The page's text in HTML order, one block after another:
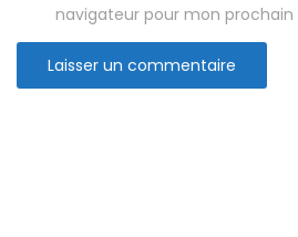
navigateur pour mon